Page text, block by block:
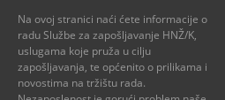
Na ovoj stranici naći ćete informacije o
radu Službe za zapošljavanje HNŽ/K,
uslugama koje pruža u cilju
zapošljavanja, te općenito o prilikama i
novostima na tržištu rada.